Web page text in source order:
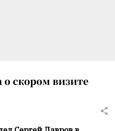
о скором визите